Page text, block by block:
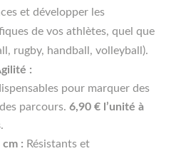
et développer les
de vos athlètes, quel que
rugby, handball, volleyball).
:
pour marquer des
parcours. 6,90 € l’unité à
.
cm : Résistants et